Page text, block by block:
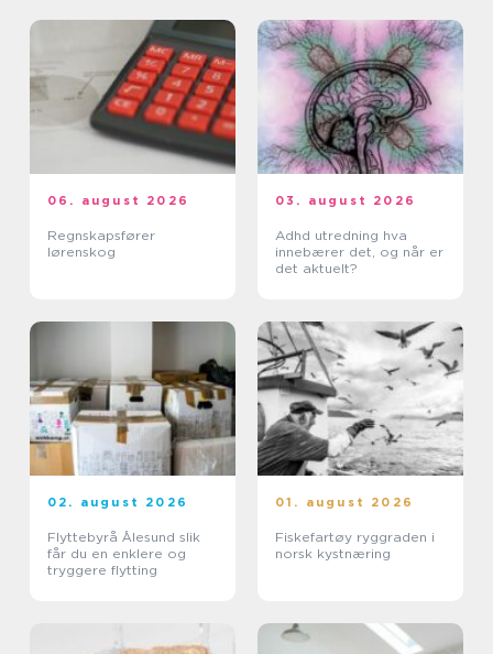
06. august 2026
Regnskapsfører
lørenskog
03. august 2026
Adhd utredning hva
innebærer det, og når er
det aktuelt?
02. august 2026
Flyttebyrå Ålesund slik
får du en enklere og
tryggere flytting
01. august 2026
Fiskefartøy ryggraden i
norsk kystnæring